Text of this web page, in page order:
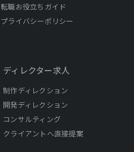
転職お役立ちガイド
プライバシーポリシー
ディレクター求人
制作ディレクション
開発ディレクション
コンサルティング
クライアントへ直接提案